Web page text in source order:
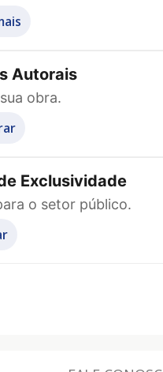
Autorais
obra.
Exclusividade
o setor público.